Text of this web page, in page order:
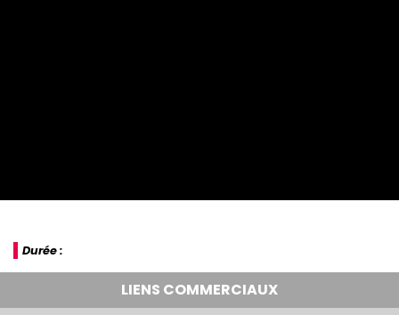
Durée :
LIENS COMMERCIAUX